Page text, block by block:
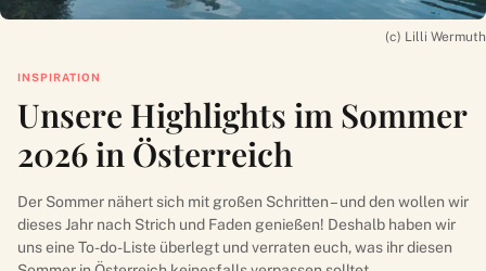
(c) Lilli Wermuth
INSPIRATION
Unsere Highlights im Sommer
2026 in Österreich
Der Sommer nähert sich mit großen Schritten – und den wollen wir
dieses Jahr nach Strich und Faden genießen! Deshalb haben wir
uns eine To-do-Liste überlegt und verraten euch, was ihr diesen